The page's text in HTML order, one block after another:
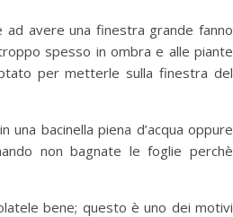
ad avere una finestra grande fanno
spesso in ombra e alle piante
per metterle sulla finestra del
bacinella piena d’acqua oppure
non bagnate le foglie perchè
bene; questo è uno dei motivi